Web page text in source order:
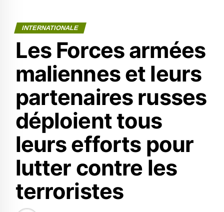
INTERNATIONALE
Les Forces armées
maliennes et leurs
partenaires russes
déploient tous
leurs efforts pour
lutter contre les
terroristes